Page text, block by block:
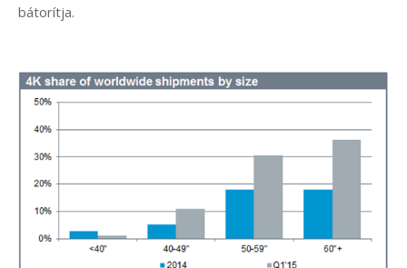
bátorítja.